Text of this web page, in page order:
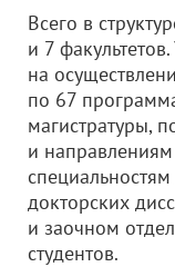
Всего в
и 7
на
по 67
магистратуры,
и
докторских
и заочном
студентов.